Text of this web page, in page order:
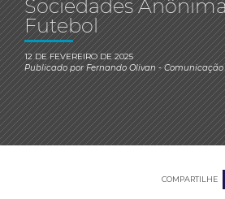
Sociedades
Futebol
12 DE FEVEREIRO DE 2025
Publicado porFernando Olivan- Comunicação
COMPARTILHE